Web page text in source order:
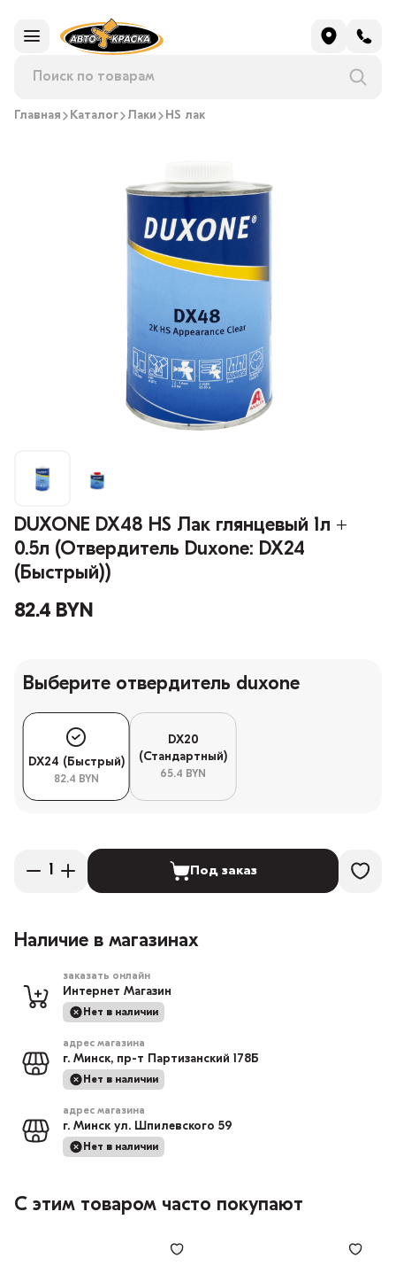
Главная Каталог Лаки HS лак
DUXONE DX48 HS Лак глянцевый 1л +
0.5л (Отвердитель Duxone: DX24
(Быстрый))
82.4 BYN
Выберите отвердитель duxone
DX24 (Быстрый)
82.4 BYN
DX20
(Стандартный)
65.4 BYN
Под заказ
Наличие в магазинах
заказать онлайн
Интернет Магазин
Нет в наличии
адрес магазина
г. Минск, пр-т Партизанский 178Б
Нет в наличии
адрес магазина
г. Минск ул. Шпилевского 59
Нет в наличии
С этим товаром часто покупают